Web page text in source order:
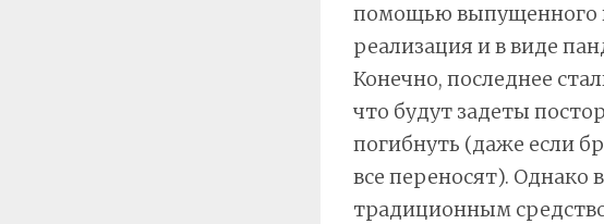
помощью выпущенного
реализация и в виде
Конечно, последнее
что будут задеты
погибнуть (даже если
все переносят). Однако
традиционным